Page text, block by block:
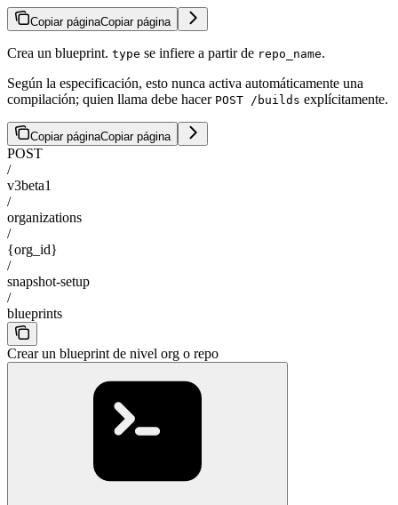
Copiar páginaCopiar página
Crea un blueprint. type se infiere a partir de repo_name.
Según la especificación, esto nunca activa automáticamente una
compilación; quien llama debe hacer POST /builds explícitamente.
Copiar páginaCopiar página
POST
/
v3beta1
/
organizations
/
{org_id}
/
snapshot-setup
/
blueprints
Crear un blueprint de nivel org o repo